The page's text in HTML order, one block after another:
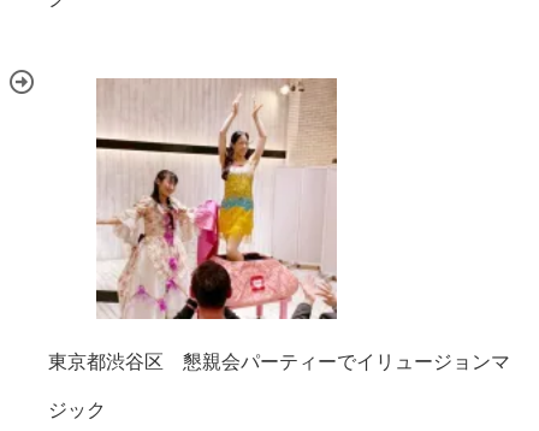
東京都渋谷区 懇親会パーティーでイリュージョンマ
ジック